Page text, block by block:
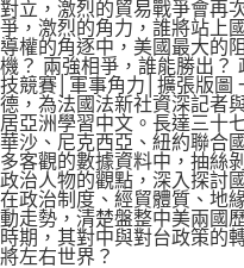
對立，激烈的貿易戰爭會再
爭，激烈的角力，誰將站上
導權的角逐中，美國最大的
機？ 兩強相爭，誰能勝出？
技競賽│軍事角力│擴張版圖
德，為法國法新社資深記者
居亞洲學習中文。長達三十
華沙、尼克西亞、紐約聯合
多客觀的數據資料中，抽絲
政治人物的觀點，深入探討
在政治制度、經貿體質、地
動走勢，清楚盤整中美兩國
時期，其對中與對台政策的
將左右世界？